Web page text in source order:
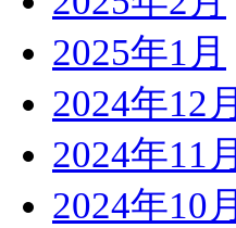
2025年1月
2024年12月
2024年11月
2024年10月